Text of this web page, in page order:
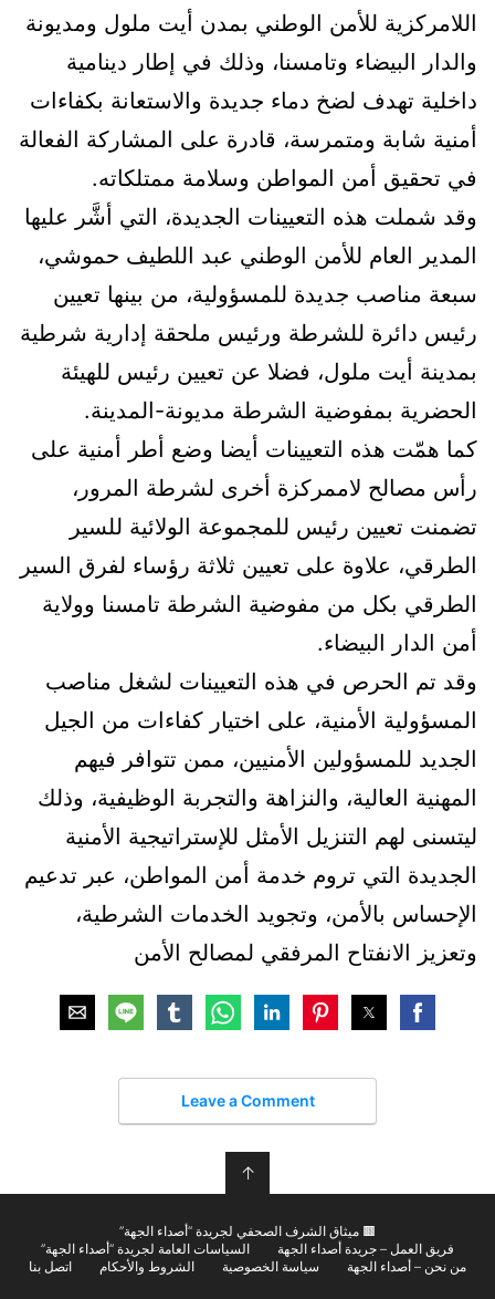
اللامركزية للأمن الوطني بمدن أيت ملول ومديونة
والدار البيضاء وتامسنا، وذلك في إطار دينامية
داخلية تهدف لضخ دماء جديدة والاستعانة بكفاءات
أمنية شابة ومتمرسة، قادرة على المشاركة الفعالة
في تحقيق أمن المواطن وسلامة ممتلكاته.
وقد شملت هذه التعيينات الجديدة، التي أشَّر عليها
المدير العام للأمن الوطني عبد اللطيف حموشي،
سبعة مناصب جديدة للمسؤولية، من بينها تعيين
رئيس دائرة للشرطة ورئيس ملحقة إدارية شرطية
بمدينة أيت ملول، فضلا عن تعيين رئيس للهيئة
الحضرية بمفوضية الشرطة مديونة-المدينة.
كما همّت هذه التعيينات أيضا وضع أطر أمنية على
رأس مصالح لاممركزة أخرى لشرطة المرور،
تضمنت تعيين رئيس للمجموعة الولائية للسير
الطرقي، علاوة على تعيين ثلاثة رؤساء لفرق السير
الطرقي بكل من مفوضية الشرطة تامسنا وولاية
أمن الدار البيضاء.
وقد تم الحرص في هذه التعيينات لشغل مناصب
المسؤولية الأمنية، على اختيار كفاءات من الجيل
الجديد للمسؤولين الأمنيين، ممن تتوافر فيهم
المهنية العالية، والنزاهة والتجربة الوظيفية، وذلك
ليتسنى لهم التنزيل الأمثل للإستراتيجية الأمنية
الجديدة التي تروم خدمة أمن المواطن، عبر تدعيم
الإحساس بالأمن، وتجويد الخدمات الشرطية،
وتعزيز الانفتاح المرفقي لمصالح الأمن
Leave a Comment
↑
🟫 ميثاق الشرف الصحفي لجريدة “أصداء الجهة”
فريق العمل – جريدة أصداء الجهة
السياسات العامة لجريدة “أصداء الجهة”
من نحن – أصداء الجهة
سياسة الخصوصية الشروط والأحكام اتصل بنا